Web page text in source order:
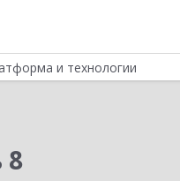
и технологии
8